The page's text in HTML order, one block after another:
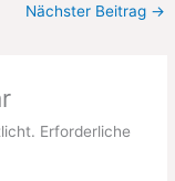
Nächster Beitrag →
Erforderliche